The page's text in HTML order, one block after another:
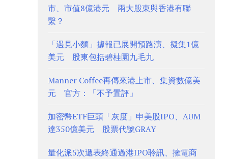
市、市值8億港元 兩大股東與香港有聯
繫？
「遇見小麵」據報已展開預路演、擬集1億
美元 股東包括碧桂園九毛九
Manner Coffee再傳來港上市、集資數億美
元 官方：「不予置評」
加密幣ETF巨頭「灰度」申美股IPO、AUM
達350億美元 股票代號GRAY
量化派5次遞表終通過港IPO聆訊、擁電商